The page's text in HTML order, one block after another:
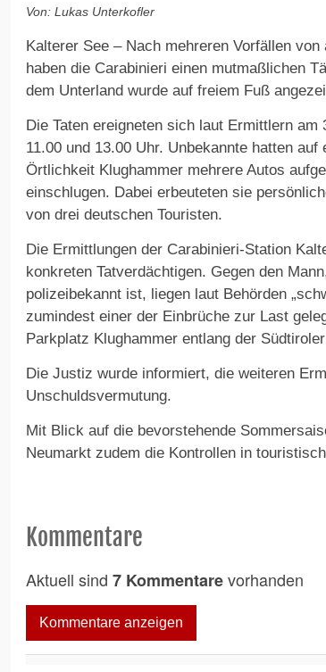
Von: Lukas Unterkofler
Kalterer See – Nach mehreren Vorfällen
haben die Carabinieri einen mutmaßlichen
dem Unterland wurde auf freiem Fuß
Die Taten ereigneten sich laut Ermittlern
11.00 und 13.00 Uhr. Unbekannte hatten
Örtlichkeit Klughammer mehrere Autos
einschlugen. Dabei erbeuteten sie
von drei deutschen Touristen.
Die Ermittlungen der Carabinieri-Station
konkreten Tatverdächtigen. Gegen den
polizeibekannt ist, liegen laut Behörden
zumindest einer der Einbrüche zur Last
Parkplatz Klughammer entlang der
Die Justiz wurde informiert, die weiteren
Unschuldsvermutung.
Mit Blick auf die bevorstehende
Neumarkt zudem die Kontrollen in
Kommentare
Aktuell sind 7 Kommentarevorhanden
Kommentare anzeigen